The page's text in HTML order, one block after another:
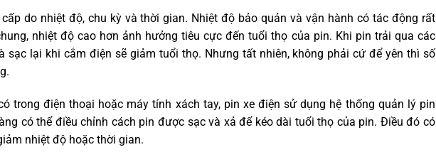
do nhiệt độ, chu kỳ và thời gian. Nhiệt độ bảo quản và vận hành có tác động rất
nhiệt độ cao hơn ảnh hưởng tiêu cực đến tuổi thọ của pin. Khi pin trải qua các
sạc lại khi cắm điện sẽ giảm tuổi thọ. Nhưng tất nhiên, không phải cứ để yên thì số
trong điện thoại hoặc máy tính xách tay, pin xe điện sử dụng hệ thống quản lý pin
có thể điều chỉnh cách pin được sạc và xả để kéo dài tuổi thọ của pin. Điều đó có
nhiệt độ hoặc thời gian.